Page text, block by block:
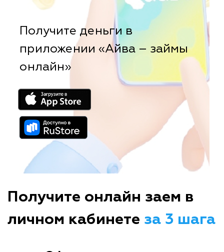
Получите деньги в
приложении «Айва – займы
онлайн»
Получите онлайн заем в
личном кабинете за 3 шага